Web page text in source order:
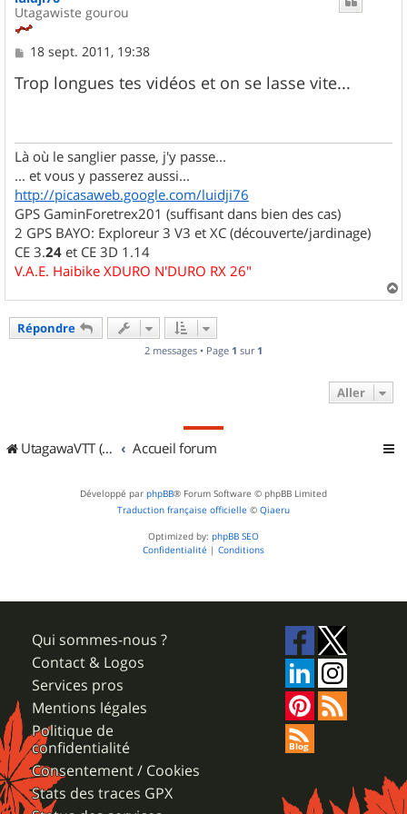
Utagawiste gourou
M
s
s
18 sept. 2011, 19:38
Trop longues tes vidéos et on se lasse vite...
Là où le sanglier passe, j'y passe...
... et vous y passerez aussi...
http://picasaweb.google.com/luidji76
GPS GaminForetrex201 (suffisant dans bien des cas)
2 GPS BAYO: Exploreur 3 V3 et XC (découverte/jardinage)
CE 3.24 et CE 3D 1.14
V.A.E. Haibike XDURO N'DURO RX 26"
a
Répondre
2 messages • Page 1 sur 1
Aller
UtagawaVTT (Randos VTT et VTTAE avec traces GPS) Accueil forum
Développé par phpBB® Forum Software © phpBB Limited
Traduction française officielle © Qiaeru
Optimized by: phpBB SEO
Confidentialité | Conditions
Qui sommes-nous ?
Contact & Logos
Services pros
Mentions légales
Politique de
confidentialité
Consentement / Cookies
Stats des traces GPX